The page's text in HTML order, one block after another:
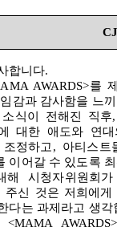
합니다.
AWARDS>를
감과 감사함을 느
식이 전해진 직후,
대한 애도와 연
정하고 , 아티스
이어갈 수 있도록
해 시청자위원회가
주신 것은 저희에
다는 과제라고 생각
<MAMA AWARDS>